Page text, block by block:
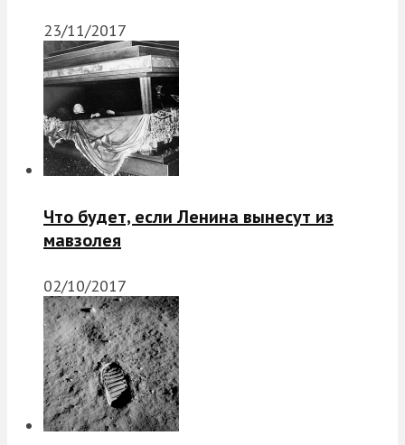
23/11/2017
Что будет, если Ленина вынесут из
мавзолея
02/10/2017